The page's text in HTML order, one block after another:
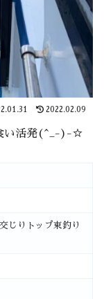
2022.02.09
い活発(^_-)-☆
じりトップ束釣り